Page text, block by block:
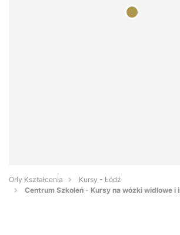
Orły Kształcenia
Kursy - Łódź
Centrum Szkoleń - Kursy na wózki widłowe i